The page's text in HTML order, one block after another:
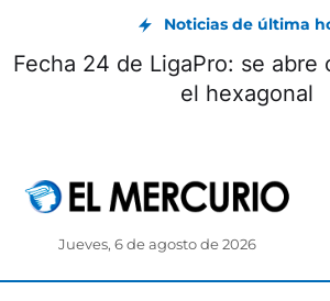
Noticias de última
Fecha 24 de LigaPro: se abre
el hexagonal
Jueves, 6 de agosto de 2026